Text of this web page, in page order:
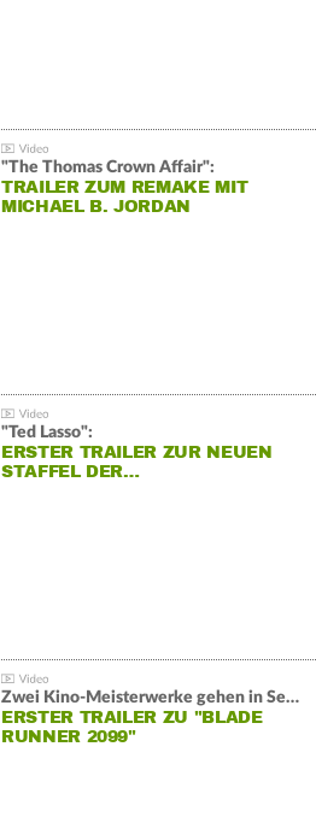
"The Thomas Crown Affair":
TRAILER ZUM REMAKE MIT
MICHAEL B. JORDAN
"Ted Lasso":
ERSTER TRAILER ZUR NEUEN
STAFFEL DER…
Zwei Kino-Meisterwerke gehen in Serie:
ERSTER TRAILER ZU "BLADE
RUNNER 2099"